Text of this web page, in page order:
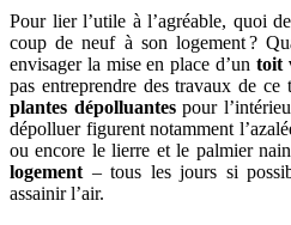
Pour lier l’utile à l’agréable, quoi
coup de neuf à son logement ?
envisager la mise en place d’un toit
pas entreprendre des travaux de
plantes dépolluantespour
dépolluer figurent notamment
ou encore le lierre et le palmier
logement– tous les jours si
assainir l’air.